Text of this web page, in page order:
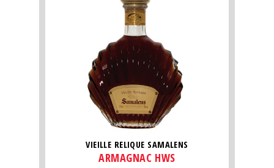
VIEILLE RELIQUE SAMALENS
ARMAGNAC HWS